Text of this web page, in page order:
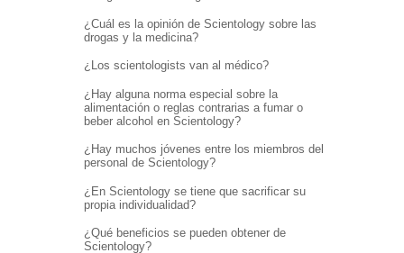
¿Cuál es la opinión de Scientology sobre las
drogas y la medicina?
¿Los scientologists van al médico?
¿Hay alguna norma especial sobre la
alimentación o reglas contrarias a fumar o
beber alcohol en Scientology?
¿Hay muchos jóvenes entre los miembros del
personal de Scientology?
¿En Scientology se tiene que sacrificar su
propia individualidad?
¿Qué beneficios se pueden obtener de
Scientology?